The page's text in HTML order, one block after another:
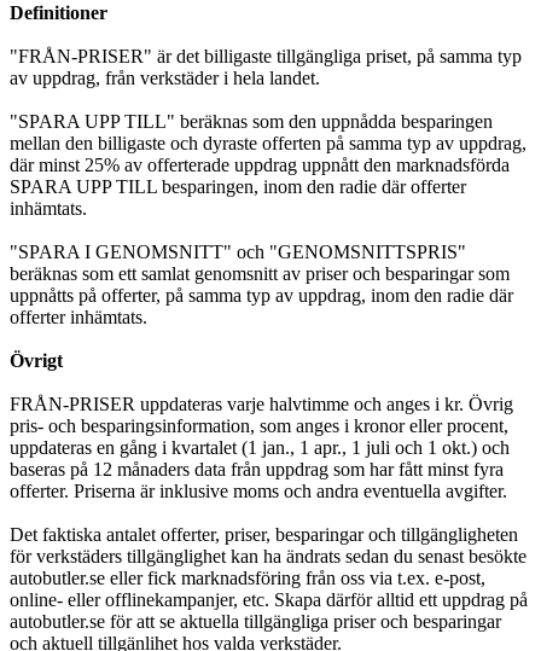
Definitioner
"FRÅN-PRISER" är det billigaste tillgängliga priset, på samma typ
av uppdrag, från verkstäder i hela landet.
"SPARA UPP TILL" beräknas som den uppnådda besparingen
mellan den billigaste och dyraste offerten på samma typ av uppdrag,
där minst 25% av offerterade uppdrag uppnått den marknadsförda
SPARA UPP TILL besparingen, inom den radie där offerter
inhämtats.
"SPARA I GENOMSNITT" och "GENOMSNITTSPRIS"
beräknas som ett samlat genomsnitt av priser och besparingar som
uppnåtts på offerter, på samma typ av uppdrag, inom den radie där
offerter inhämtats.
Övrigt
FRÅN-PRISER uppdateras varje halvtimme och anges i kr. Övrig
pris- och besparingsinformation, som anges i kronor eller procent,
uppdateras en gång i kvartalet (1 jan., 1 apr., 1 juli och 1 okt.) och
baseras på 12 månaders data från uppdrag som har fått minst fyra
offerter. Priserna är inklusive moms och andra eventuella avgifter.
Det faktiska antalet offerter, priser, besparingar och tillgängligheten
för verkstäders tillgänglighet kan ha ändrats sedan du senast besökte
autobutler.se eller fick marknadsföring från oss via t.ex. e-post,
online- eller offlinekampanjer, etc. Skapa därför alltid ett uppdrag på
autobutler.se för att se aktuella tillgängliga priser och besparingar
och aktuell tillgänlihet hos valda verkstäder.